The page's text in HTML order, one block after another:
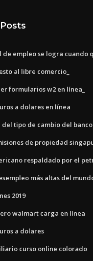
de empleo se logra cuando
al libre comercio_
formularios w2 en línea_
a dolares en línea
del tipo de cambio del banco
de propiedad
respaldado por el
más altas del
2019
walmart carga en línea
a dolares
curso online colorado